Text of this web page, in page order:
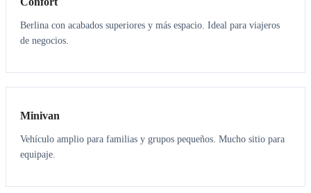
Berlina con acabados superiores y más espacio. Ideal para viajeros
de negocios.
6 5
Minivan
Vehículo amplio para familias y grupos pequeños. Mucho sitio para
equipaje.
7 7